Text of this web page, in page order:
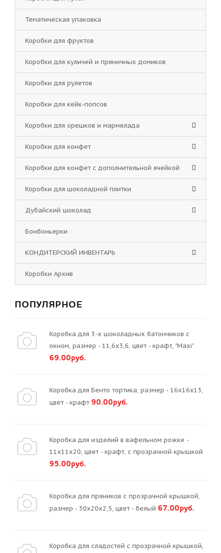
Тематическая упаковка
Коробки для фруктов
Коробки для куличей и пряничных домиков
Коробки для рулетов
Коробки для кейк-попсов
Коробки для орешков и мармелада
Коробки для конфет
Коробки для конфет с дополнительной ячейкой
Коробки для шоколадной плитки
Дубайский шоколад
Бонбоньерки
КОНДИТЕРСКИЙ ИНВЕНТАРЬ
Коробки Архив
ПОПУЛЯРНОЕ
Коробка для 3-х шоколадных батончиков с
окном, размер - 11,6х3,6, цвет - крафт, "Maxi"
69.00руб.
Коробка для Бенто тортика, размер - 16х16х13,
цвет - крафт 90.00руб.
Коробка для изделий в вафельном рожке -
11х11х20, цвет - крафт, с прозрачной крышкой
95.00руб.
Коробка для пряников с прозрачной крышкой,
размер - 30х20х2,5, цвет - белый 67.00руб.
Коробка для сладостей с прозрачной крышкой,